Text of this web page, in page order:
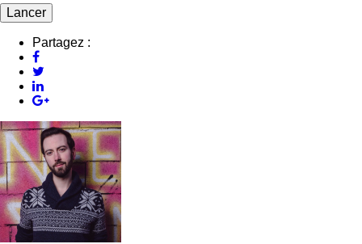
Partagez :